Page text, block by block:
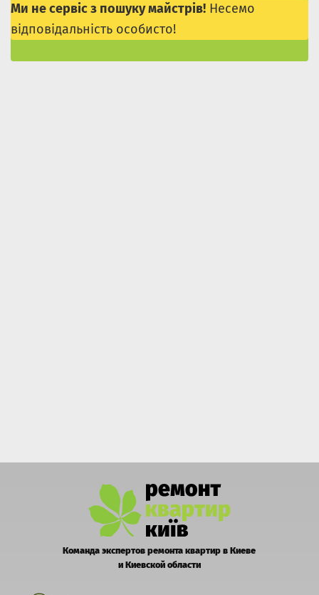
Ми не сервіс з пошуку майстрів! Несемо
відповідальність особисто!
Команда экспертов ремонта квартир в Киеве
и Киевской области